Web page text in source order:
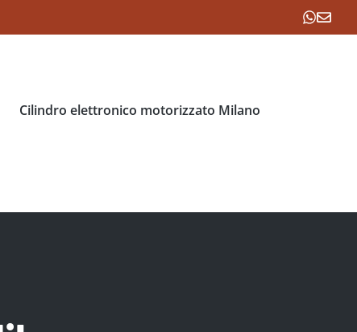
Cilindro elettronico motorizzato Milano